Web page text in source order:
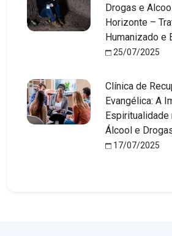
Drogas e
Horizonte –
Humanizado e
25/07/2025
Clínica de
Evangélica: A
Espiritualidade
Álcool e
17/07/2025